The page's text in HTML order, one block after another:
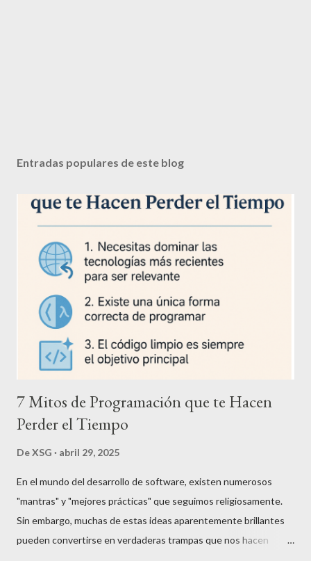
Entradas populares de este blog
7 Mitos de Programación que te Hacen
Perder el Tiempo
DeXSG abril 29, 2025
En el mundo del desarrollo de software, existen numerosos
"mantras" y "mejores prácticas" que seguimos religiosamente.
Sin embargo, muchas de estas ideas aparentemente brillantes
pueden convertirse en verdaderas trampas que nos hacen